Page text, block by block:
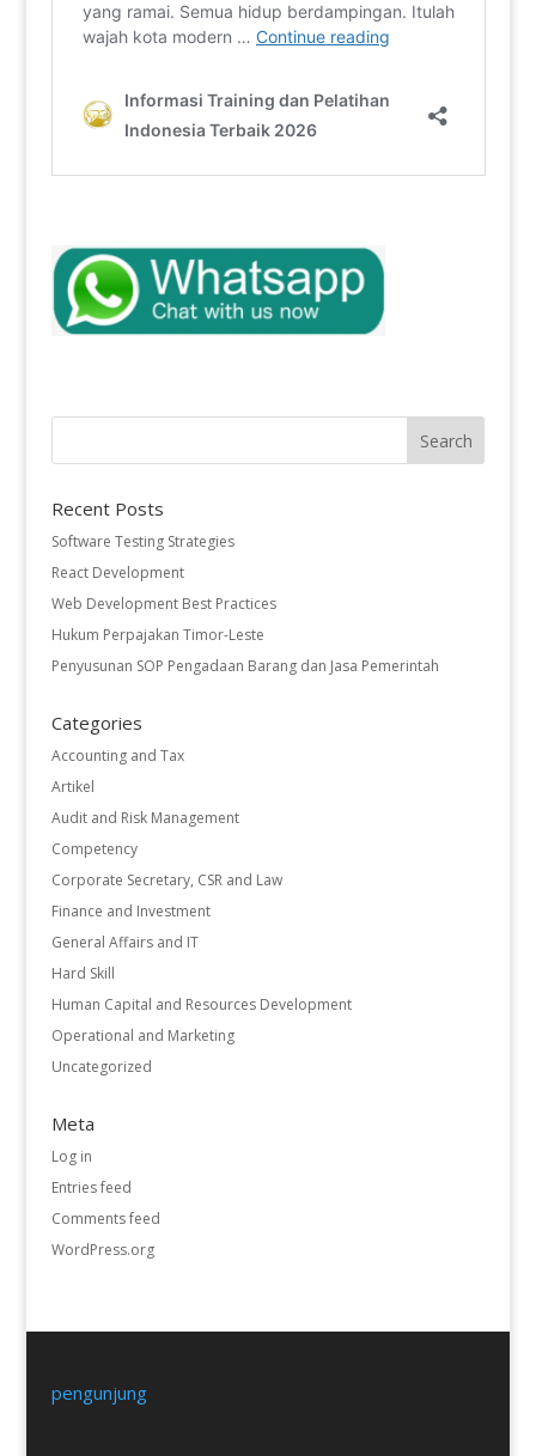
Recent Posts
Software Testing Strategies
React Development
Web Development Best Practices
Hukum Perpajakan Timor-Leste
Penyusunan SOP Pengadaan Barang dan Jasa Pemerintah
Categories
Accounting and Tax
Artikel
Audit and Risk Management
Competency
Corporate Secretary, CSR and Law
Finance and Investment
General Affairs and IT
Hard Skill
Human Capital and Resources Development
Operational and Marketing
Uncategorized
Meta
Log in
Entries feed
Comments feed
WordPress.org
pengunjung